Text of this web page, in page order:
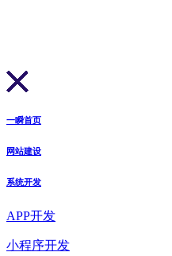
一瞬首页
网站建设
系统开发
APP开发
小程序开发